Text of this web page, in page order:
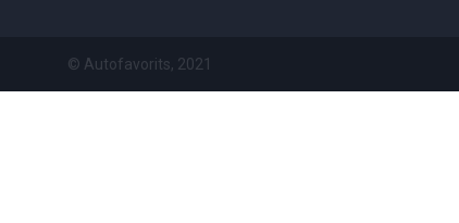
© Autofavorits, 2021